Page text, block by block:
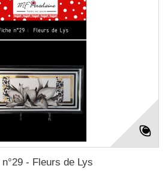
- Fleurs de Lys